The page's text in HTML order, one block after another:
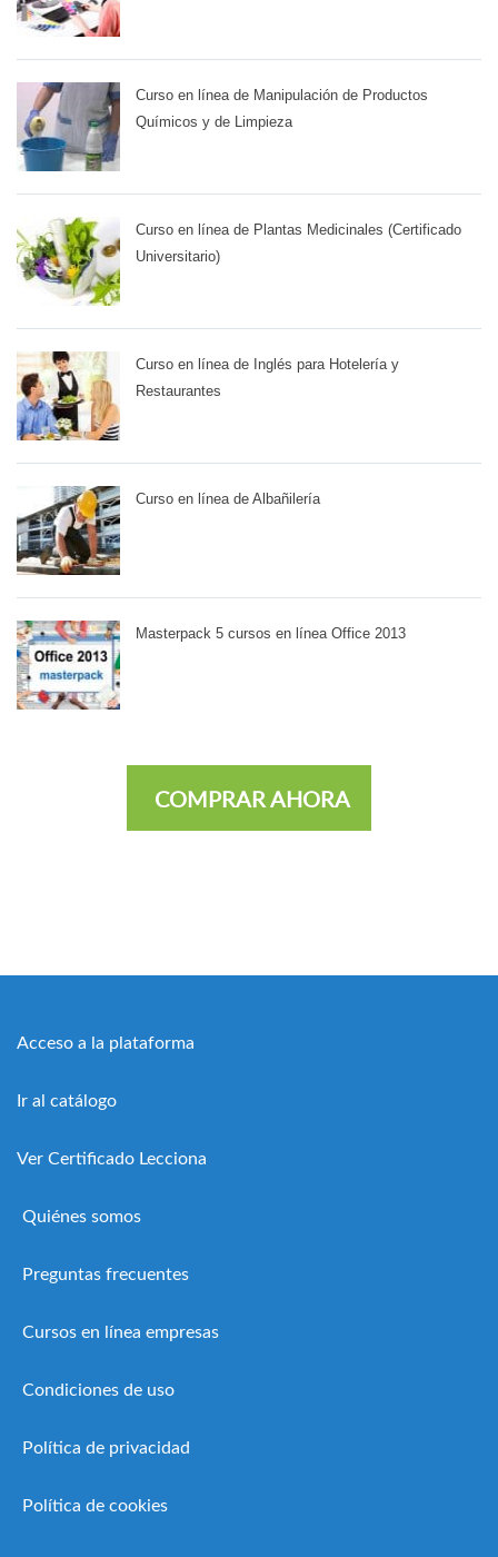
Curso en línea de Manipulación de Productos
Químicos y de Limpieza
Curso en línea de Plantas Medicinales (Certificado
Universitario)
Curso en línea de Inglés para Hotelería y
Restaurantes
Curso en línea de Albañilería
Masterpack 5 cursos en línea Office 2013
COMPRAR AHORA
Acceso a la plataforma
Ir al catálogo
Ver Certificado Lecciona
Quiénes somos
Preguntas frecuentes
Cursos en línea empresas
Condiciones de uso
Política de privacidad
Política de cookies